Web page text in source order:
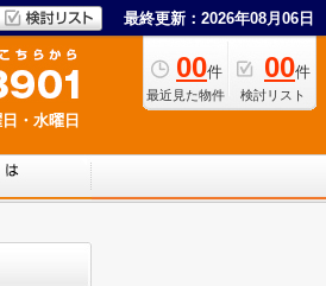
最終更新：2026年08月06日
00件
最近見た物件
00件
検討リスト
・水曜日